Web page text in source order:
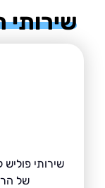
שירותי פוליש לרצפות
של הרצפה